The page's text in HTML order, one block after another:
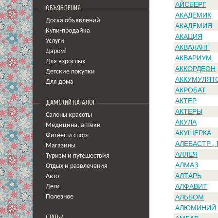
ОБЪЯВЛЕНИЯ
Доска объявлений
Купи-продайка
Услуги
Даром!
Для взрослых
Детские покупки
Для дома
ДАМСКИЙ КАТАЛОГ
Салоны красоты
Медицина, аптеки
Фитнес и спорт
Магазины
Туризм и путешествия
Отдых и развлечения
Авто
Дети
Полезное
АЙСБЕРГ
АКАДЕМИК
АКАДЕМИЯ
АКАЦИЯ
АКВАЛАНГ
АКВАРИУМ
АККОРДЕОН
АКРОБАТ
АКТЕР
АКТЕРЫ
АКУЛА
АКУШЕРКА
АЛЕБАСТР ,
АЛЛЕЯ
АЛМАЗ
АЛТАРЬ
АЛФАВИТ
АЛЬБОМ
АЛЮМИНИЙ